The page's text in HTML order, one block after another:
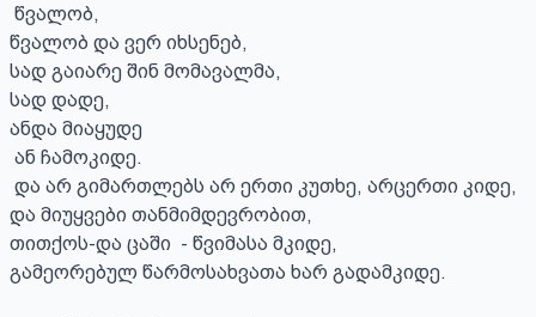
წვალობ და ვერ იხსენებ,
სად გაიარე შინ მომავალმა,
სად დადე,
ანდა მიაყუდე
და მიუყვები თანმიმდევრობით,
თითქოს-და ცაში  - წვიმასა მკიდე,
გამეორებულ წარმოსახვათა ხარ გადამკიდე.